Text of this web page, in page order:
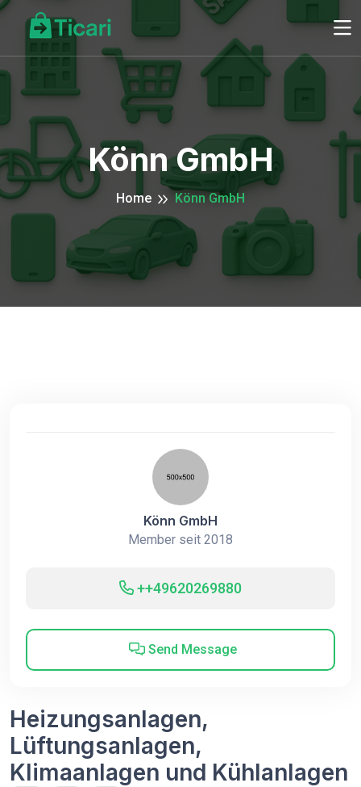
Könn GmbH
Home Könn GmbH
Könn GmbH
Member seit 2018
++49620269880
Send Message
Heizungsanlagen,
Lüftungsanlagen,
Klimaanlagen und Kühlanlagen